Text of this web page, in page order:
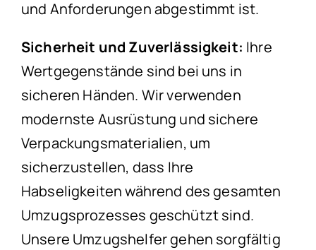
und Anforderungen abgestimmt ist.
Sicherheit und Zuverlässigkeit: Ihre
Wertgegenstände sind bei uns in
sicheren Händen. Wir verwenden
modernste Ausrüstung und sichere
Verpackungsmaterialien, um
sicherzustellen, dass Ihre
Habseligkeiten während des gesamten
Umzugsprozesses geschützt sind.
Unsere Umzugshelfer gehen sorgfältig